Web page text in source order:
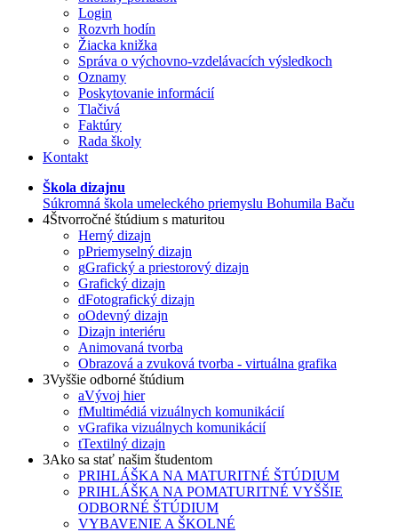
Login
Rozvrh hodín
Žiacka knižka
Správa o výchovno-vzdelávacích výsledkoch
Oznamy
Poskytovanie informácií
Tlačivá
Faktúry
Rada školy
Kontakt
Škola dizajnu
Súkromná škola umeleckého priemyslu Bohumila Baču
4Štvorročné štúdium s maturitou
Herný dizajn
pPriemyselný dizajn
gGrafický a priestorový dizajn
Grafický dizajn
dFotografický dizajn
oOdevný dizajn
Dizajn interiéru
Animovaná tvorba
Obrazová a zvuková tvorba - virtuálna grafika
3Vyššie odborné štúdium
aVývoj hier
fMultimédiá vizuálnych komunikácií
vGrafika vizuálnych komunikácií
tTextilný dizajn
3Ako sa stať našim študentom
PRIHLÁŠKA NA MATURITNÉ ŠTÚDIUM
PRIHLÁŠKA NA POMATURITNÉ VYŠŠIE
ODBORNÉ ŠTÚDIUM
VYBAVENIE A ŠKOLNÉ